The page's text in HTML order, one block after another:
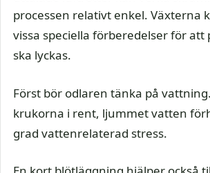
processen relativt enkel. Växterna
vissa speciella förberedelser för
ska lyckas.
Först bör odlaren tänka på
krukorna i rent, ljummet vatten
grad vattenrelaterad stress.